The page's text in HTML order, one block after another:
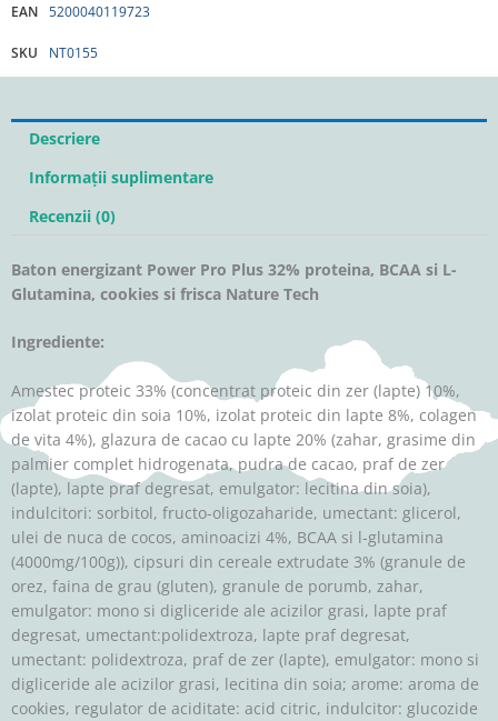
EAN 5200040119723
SKU NT0155
Descriere
Informații suplimentare
Recenzii (0)
Baton energizant Power Pro Plus 32% proteina, BCAA si L-
Glutamina, cookies si frisca Nature Tech
Ingrediente:
Amestec proteic 33% (concentrat proteic din zer (lapte) 10%,
izolat proteic din soia 10%, izolat proteic din lapte 8%, colagen
de vita 4%), glazura de cacao cu lapte 20% (zahar, grasime din
palmier complet hidrogenata, pudra de cacao, praf de zer
(lapte), lapte praf degresat, emulgator: lecitina din soia),
indulcitori: sorbitol, fructo-oligozaharide, umectant: glicerol,
ulei de nuca de cocos, aminoacizi 4%, BCAA si l-glutamina
(4000mg/100g)), cipsuri din cereale extrudate 3% (granule de
orez, faina de grau (gluten), granule de porumb, zahar,
emulgator: mono si digliceride ale acizilor grasi, lapte praf
degresat, umectant:polidextroza, lapte praf degresat,
umectant: polidextroza, praf de zer (lapte), emulgator: mono si
digliceride ale acizilor grasi, lecitina din soia; arome: aroma de
cookies, regulator de aciditate: acid citric, indulcitor: glucozide